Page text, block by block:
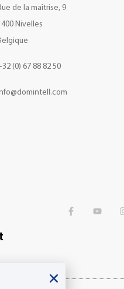
de la maîtrise, 9
Nivelles
(0) 67 88 82 50